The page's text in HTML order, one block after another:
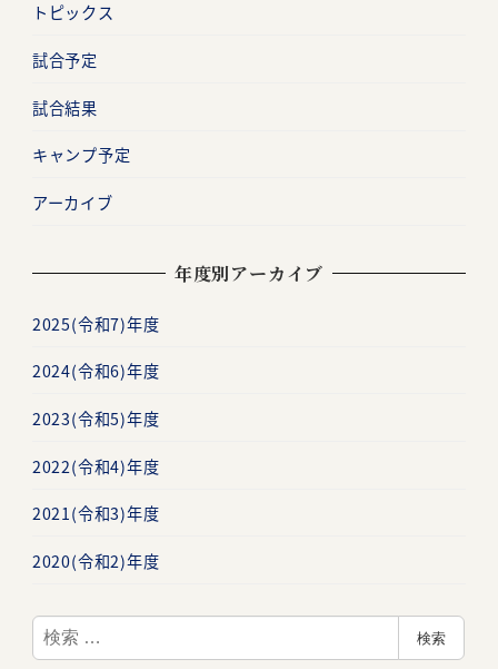
トピックス
試合予定
試合結果
キャンプ予定
アーカイブ
年度別アーカイブ
2025(令和7)年度
2024(令和6)年度
2023(令和5)年度
2022(令和4)年度
2021(令和3)年度
2020(令和2)年度
検
索
検索